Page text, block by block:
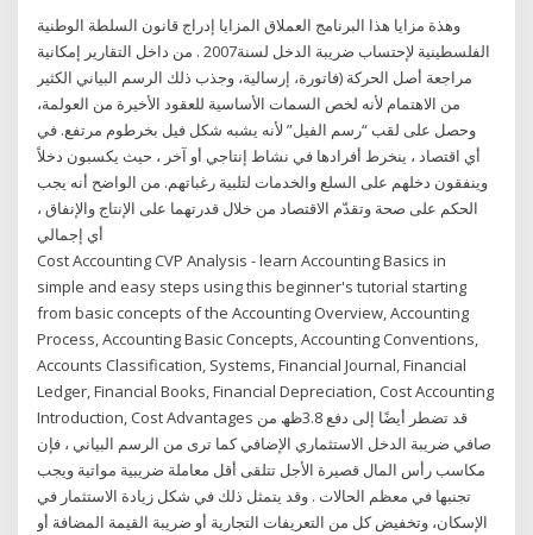
وهذة مزايا هذا البرنامج العملاق المزايا إدراج قانون السلطة الوطنية
الفلسطينية لإحتساب ضريبة الدخل لسنة2007 . من داخل التقارير إمكانية
مراجعة أصل الحركة (فاتورة، إرسالية، وجذب ذلك الرسم البياني الكثير
من الاهتمام لأنه لخص السمات الأساسية للعقود الأخيرة من العولمة،
وحصل على لقب “رسم الفيل” لأنه يشبه شكل فيل بخرطوم مرتفع. في
أي اقتصاد ، ينخرط أفرادها في نشاط إنتاجي أو آخر ، حيث يكسبون دخلاً
وينفقون دخلهم على السلع والخدمات لتلبية رغباتهم. من الواضح أنه يجب
الحكم على صحة وتقدّم الاقتصاد من خلال قدرتهما على الإنتاج والإنفاق ،
أي إجمالي
Cost Accounting CVP Analysis - learn Accounting Basics in
simple and easy steps using this beginner's tutorial starting
from basic concepts of the Accounting Overview, Accounting
Process, Accounting Basic Concepts, Accounting Conventions,
Accounts Classification, Systems, Financial Journal, Financial
Ledger, Financial Books, Financial Depreciation, Cost Accounting
Introduction, Cost Advantages قد تضطر أيضًا إلى دفع 3.8ظھ من
صافي ضريبة الدخل الاستثماري الإضافي كما ترى من الرسم البياني ، فإن
مكاسب رأس المال قصيرة الأجل تتلقى أقل معاملة ضريبية مواتية ويجب
تجنبها في معظم الحالات . وقد يتمثل ذلك في شكل زيادة الاستثمار في
الإسكان، وتخفيض كل من التعريفات التجارية أو ضريبة القيمة المضافة أو